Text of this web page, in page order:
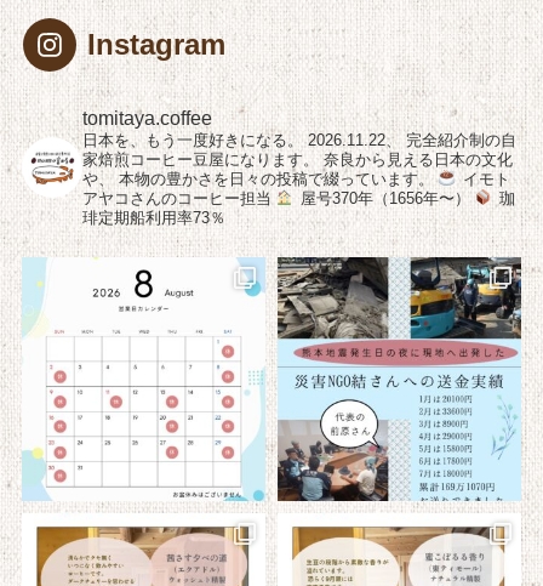
Instagram
tomitaya.coffee
日本を、もう一度好きになる。2026.11.22、 完全紹介制の自
家焙煎コーヒー豆屋になります。奈良から見える日本の文化
や、 本物の豊かさを日々の投稿で綴っています。
イモト
アヤコさんのコーヒー担当
屋号370年（1656年〜）
珈
琲定期船利用率73％